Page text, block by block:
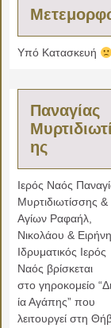
Υπό Κατασκευή
Παναγίας
ης
Ιερός Ναός
Μυρτιδιωτίσσης &
Αγίων Ραφαήλ,
Νικολάου &
Ιδρυματικός Ιερός
Ναός βρίσκεται
στο γηροκομείο
ία Αγάπης” που
λειτουργεί στη